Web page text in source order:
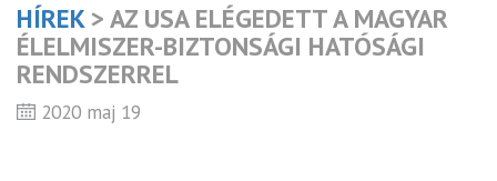
HÍREK> AZ USA ELÉGEDETT A MAGYAR
ÉLELMISZER-BIZTONSÁGI HATÓSÁGI
RENDSZERREL
2020 maj 19